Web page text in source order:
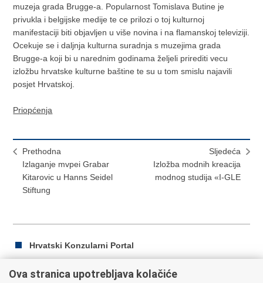
muzeja grada Brugge-a. Popularnost Tomislava Butine je
privukla i belgijske medije te ce prilozi o toj kulturnoj
manifestaciji biti objavljen u više novina i na flamanskoj televiziji.
Ocekuje se i daljnja kulturna suradnja s muzejima grada
Brugge-a koji bi u narednim godinama željeli prirediti vecu
izložbu hrvatske kulturne baštine te su u tom smislu najavili
posjet Hrvatskoj.
Priopćenja
Prethodna
Izlaganje mvpei Grabar
Kitarovic u Hanns Seidel
Stiftung
Sljedeća
Izložba modnih kreacija
modnog studija «I-GLE
Hrvatski Konzularni Portal
Ova stranica upotrebljava kolačiće